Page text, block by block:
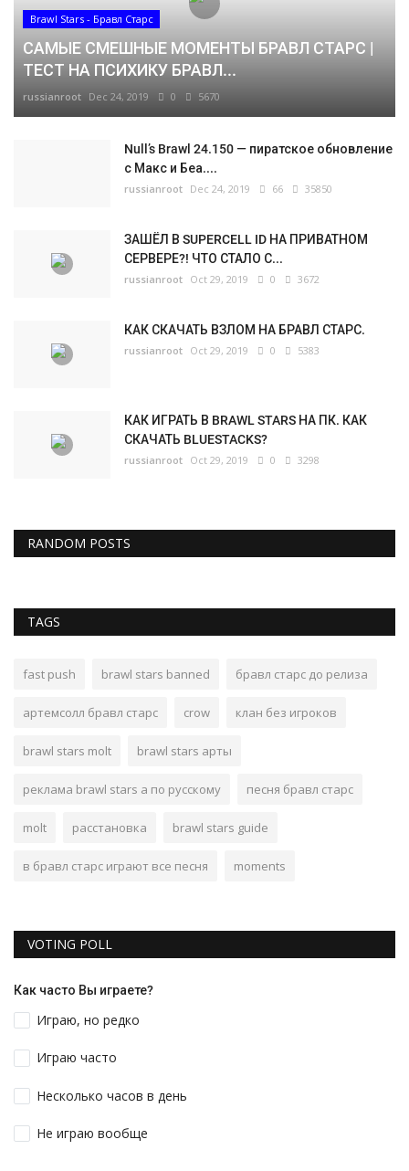
Brawl Stars - Бравл Старс
САМЫЕ СМЕШНЫЕ МОМЕНТЫ БРАВЛ СТАРС |
ТЕСТ НА ПСИХИКУ БРАВЛ...
russianroot Dec 24, 2019 0 5670
Null’s Brawl 24.150 — пиратское обновление
с Макс и Беа....
russianroot Dec 24, 2019 66 35850
ЗАШЁЛ В SUPERCELL ID НА ПРИВАТНОМ
СЕРВЕРЕ?! ЧТО СТАЛО С...
russianroot Oct 29, 2019 0 3672
КАК СКАЧАТЬ ВЗЛОМ НА БРАВЛ СТАРС.
russianroot Oct 29, 2019 0 5383
КАК ИГРАТЬ В BRAWL STARS НА ПК. КАК
СКАЧАТЬ BLUESTACKS?
russianroot Oct 29, 2019 0 3298
RANDOM POSTS
TAGS
fast push brawl stars banned бравл старс до релиза
артемсолл бравл старс crow клан без игроков
brawl stars molt brawl stars арты
реклама brawl stars а по русскому песня бравл старс
molt расстановка brawl stars guide
в бравл старс играют все песня moments
VOTING POLL
Как часто Вы играете?
Играю, но редко
Играю часто
Несколько часов в день
Не играю вообще